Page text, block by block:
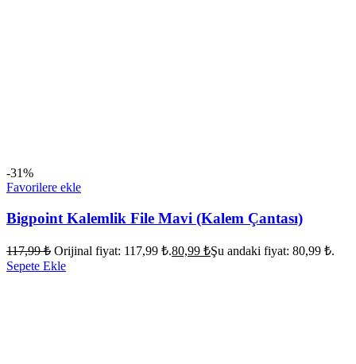
-31%
Favorilere ekle
Bigpoint Kalemlik File Mavi (Kalem Çantası)
117,99₺ Orijinal fiyat: 117,99 ₺.80,99 ₺Şu andaki fiyat: 80,99 ₺.
Sepete Ekle